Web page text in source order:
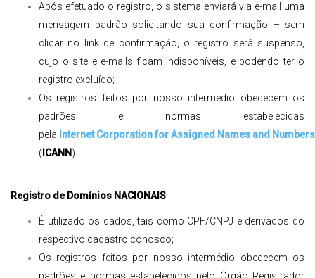
Após efetuado o registro, o sistema enviará via e-mail uma
mensagem padrão solicitando sua confirmação – sem
clicar no link de confirmação, o registro será suspenso,
cujo o site e e-mails ficam indisponíveis, e podendo ter o
registro excluído;
Os registros feitos por nosso intermédio obedecem os
padrões e normas estabelecidas
pela Internet Corporation for Assigned Names and Numbers
( ICANN).
Registro de Domínios NACIONAIS
É utilizado os dados, tais como CPF/CNPJ e derivados do
respectivo cadastro conosco;
Os registros feitos por nosso intermédio obedecem os